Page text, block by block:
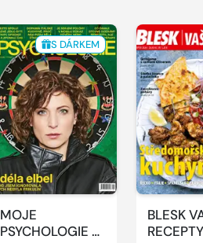
S DÁRKEM
MOJE
PSYCHOLOGIE -
BLESK